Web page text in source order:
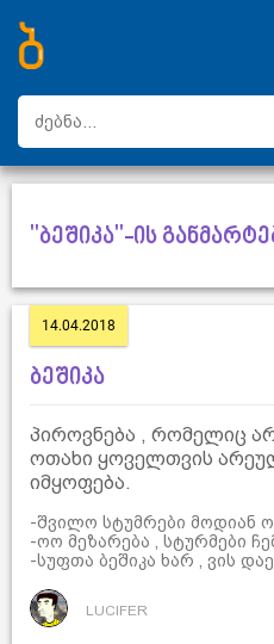
ახალი სიტყვები
ტოპ სიტყვები
დღის ტოპ სიტყვები
ტოპ მომხმარებლები
"ბეშიკა"-ის
14.04.2018
ბეშიკა
პიროვნება , რომელიც
ოთახი ყოველთვის
იმყოფება.
-შვილო სტუმრები მოდიან
-ოო მეზარება , სტურმები
-სუფთა ბეშიკა ხარ , ვის
LUCIFER